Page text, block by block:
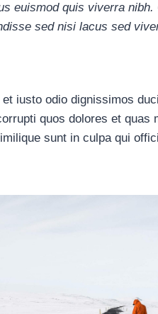
euismod quis viverra
sed nisi lacus sed
iusto odio dignissimos
quos dolores et
sunt in culpa qui